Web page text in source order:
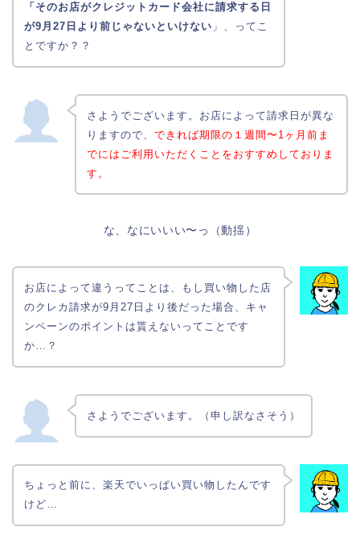
「そのお店がクレジットカード会社に請求する日
が9月27日より前じゃないといけない 」、ってこ
とですか？？
さようでございます。お店によって請求日が異な
りますので、 できれば期限の１週間〜1ヶ月前ま
でにはご利用いただくことをおすすめしておりま
す。
な、なにいいい〜っ（動揺）
お店によって違うってことは、もし買い物した店
のクレカ請求が9月27日より後だった場合、キャ
ンペーンのポイントは貰えないってことです
か…？
さようでございます。（申し訳なさそう）
ちょっと前に、楽天でいっぱい買い物したんです
けど…